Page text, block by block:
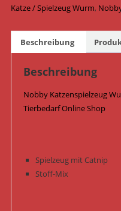
12
/
Katze / Spielzeug Wurm,
Beschreibung
Beschreibung
Nobby Katzenspielzeug
Tierbedarf Online Shop
Spielzeug mit Catnip
Stoff-Mix